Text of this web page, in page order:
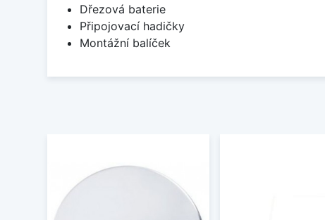
Dřezová baterie
Připojovací hadičky
Montážní balíček